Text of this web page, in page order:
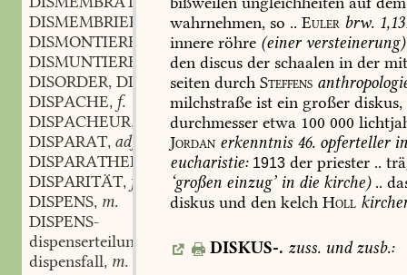
DISMEMBRIEREN
vb.
DISMONTIEREN
vb.
DISMUNTIEREN
vb.
DISORDER, DISORDRE,f.
DISPACHE, f.
DISPACHEUR,
DISPARAT, adj.
DISPARATHEIT
DISPARITÄT, f.
DISPENS, m.
DISPENS-
dispenserteilung
dispensfall, m.
wahrnehmen, so .. Euler brw.
innere röhre (einerversteinerung)
den discus der schaalen in der
seiten durch Steffens
milchstraße ist ein großer diskus,
durchmesser etwa 100 000
Jordan erkenntnis 46. opferteller
eucharistie: 1913 der priester ..
‘großen einzug’in die kirche)..
diskus und den kelch Holl
DISKUS-. zuss.undzusb.: